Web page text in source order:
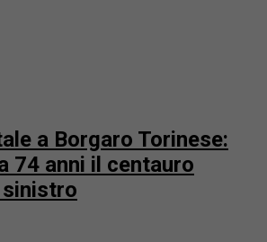
a Borgaro Torinese:
74 anni il centauro